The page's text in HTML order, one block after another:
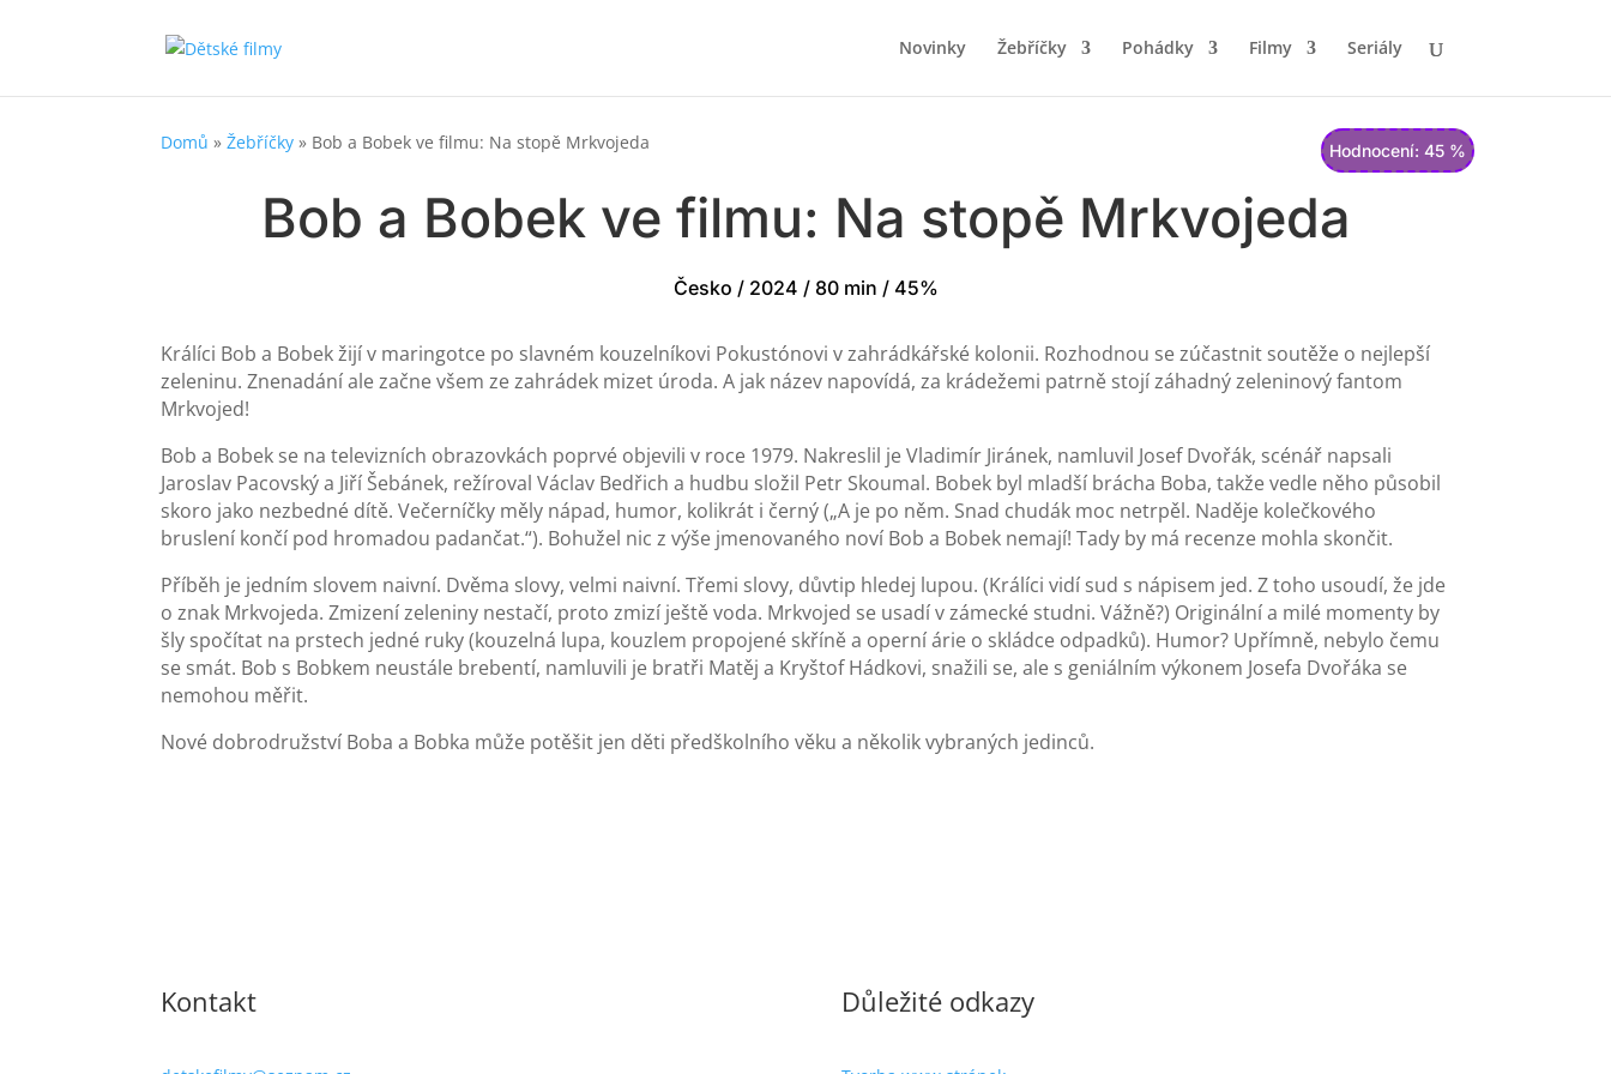
Novinky Žebříčky Pohádky Filmy Seriály
Hodnocení: 45 %
Domů »Žebříčky » Bob a Bobek ve filmu: Na stopě Mrkvojeda
Bob a Bobek ve filmu: Na stopě Mrkvojeda
Česko / 2024 / 80 min / 45%
Králíci Bob a Bobek žijí v maringotce po slavném kouzelníkovi Pokustónovi v zahrádkářské kolonii. Rozhodnou se zúčastnit soutěže o nejlepší
zeleninu. Znenadání ale začne všem ze zahrádek mizet úroda. A jak název napovídá, za krádežemi patrně stojí záhadný zeleninový fantom
Mrkvojed!
Bob a Bobek se na televizních obrazovkách poprvé objevili v roce 1979. Nakreslil je Vladimír Jiránek, namluvil Josef Dvořák, scénář napsali
Jaroslav Pacovský a Jiří Šebánek, režíroval Václav Bedřich a hudbu složil Petr Skoumal. Bobek byl mladší brácha Boba, takže vedle něho působil
skoro jako nezbedné dítě. Večerníčky měly nápad, humor, kolikrát i černý („A je po něm. Snad chudák moc netrpěl. Naděje kolečkového
bruslení končí pod hromadou padančat.“). Bohužel nic z výše jmenovaného noví Bob a Bobek nemají! Tady by má recenze mohla skončit.
Příběh je jedním slovem naivní. Dvěma slovy, velmi naivní. Třemi slovy, důvtip hledej lupou. (Králíci vidí sud s nápisem jed. Z toho usoudí, že jde
o znak Mrkvojeda. Zmizení zeleniny nestačí, proto zmizí ještě voda. Mrkvojed se usadí v zámecké studni. Vážně?) Originální a milé momenty by
šly spočítat na prstech jedné ruky (kouzelná lupa, kouzlem propojené skříně a operní árie o skládce odpadků). Humor? Upřímně, nebylo čemu
se smát. Bob s Bobkem neustále brebentí, namluvili je bratři Matěj a Kryštof Hádkovi, snažili se, ale s geniálním výkonem Josefa Dvořáka se
nemohou měřit.
Nové dobrodružství Boba a Bobka může potěšit jen děti předškolního věku a několik vybraných jedinců.
Kontakt Důležité odkazy